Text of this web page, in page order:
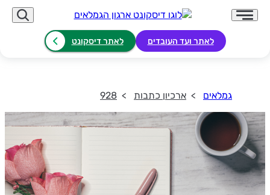
לאתר ועד העובדים לאתר דיסקונט
גמלאים ארכיון כתבות 928